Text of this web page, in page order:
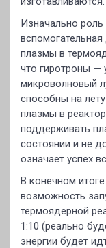
Изначально роль
плазмы в
что гиротроны —
микроволновый
способны на
плазмы в
поддерживать
состоянии и не
означает успех
В конечном
возможность
термоядерной
1:10 (реально
энергии будет